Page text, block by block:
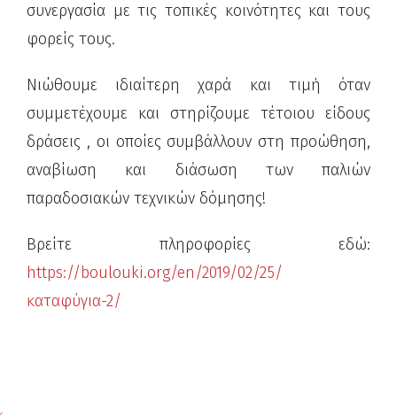
συνεργασία με τις τοπικές κοινότητες και τους
φορείς τους.
Νιώθουμε ιδιαίτερη χαρά και τιμή όταν
συμμετέχουμε και στηρίζουμε τέτοιου είδους
δράσεις , οι οποίες συμβάλλουν στη προώθηση,
αναβίωση και διάσωση των παλιών
παραδοσιακών τεχνικών δόμησης!
Βρείτε πληροφορίες εδώ:
https://boulouki.org/en/2019/02/25/
καταφύγια-2/